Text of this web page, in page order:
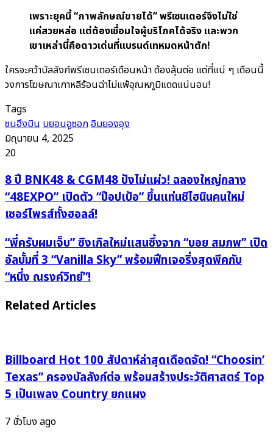
เพราะยุคนี้ “ภาพลักษณ์ขายได้” พรีเซนเตอร์จึงไม่ใช่
แค่สวยหล่อ แต่ต้องเชื่อมใจผู้บริโภคได้จริง และพวก
เขาเหล่านี้คือดาวเด่นที่แบรนด์เทหมดหน้าตัก!
ใครจะคว้าบัลลังก์พรีเซนเตอร์เดือนหน้า ต้องลุ้นต่อ แต่ที่แน่ ๆ เดือนนี้
วงการโฆษณาเกาหลีร้อนฉ่าไม่แพ้อุณหภูมิแดดแน่นอน!
Tags
ซนฮึงมิน บยอนอูซอกอิมยองอุง
มิถุนายน 4, 2025
20
8
ปี
BNK48
&
CGM48
ปัง
ไม่
แผ่ว!
ใหญ่
เปิด
ตัว
“ป๊อป
เป้อ”
แท่น
8 ปี BNK48 & CGM48 ปังไม่แผ่ว! ฉลองใหญ่กลาง
“48EXPO” เปิดตัว “ป๊อปเป้อ” ขึ้นแท่นชิไฮนินคนใหม่
เซอร์ไพรส์ทั้งฮอลล์!
“พี่
ครับ
ผม
เจ็บ”
ซิงเกิล
ใหม่
จาก
“บอย
สมภพ”
เปิด
อัลบั้ม
“พี่ครับผมเจ็บ” ซิงเกิลใหม่แสนซึ้งจาก “บอย สมภพ” เปิด
อัลบั้มที่ 3 “Vanilla Sky” พร้อมฟีทเจอริ่งสุดพีคกับ
“หนึ่ง ณรงค์วิทย์”!
Related Articles
Billboard Hot 100 สัปดาห์ล่าสุดเดือดจัด! “Choosin’
Texas” ครองบัลลังก์ต่อ พร้อมสร้างประวัติศาสตร์ Top
5 เป็นเพลง Country ยกแผง
7 ชั่วโมง ago